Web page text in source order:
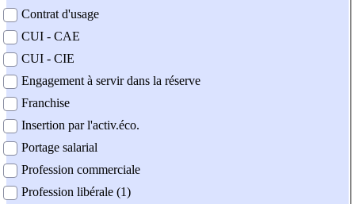
Contrat d'usage
CUI - CAE
CUI - CIE
Engagement à servir dans la réserve
Franchise
Insertion par l'activ.éco.
Portage salarial
Profession commerciale
Profession libérale (1)